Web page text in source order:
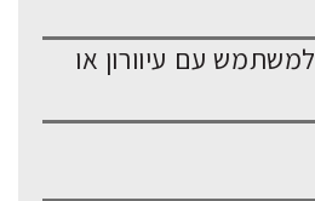
פעולות ב Gmail למשתמש עם עיוורון או